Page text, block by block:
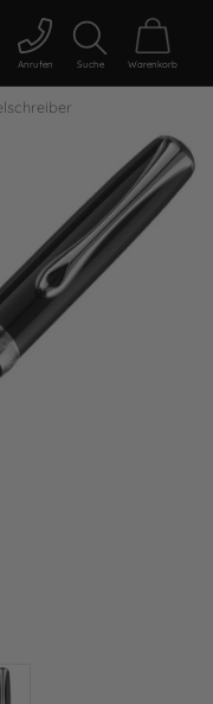
Anrufen Suche Warenkorb